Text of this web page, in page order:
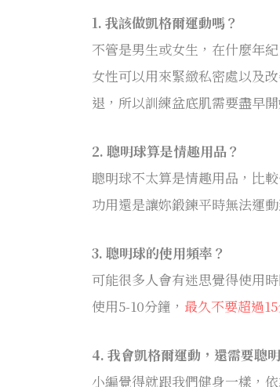
1. 我該做凱格爾運動嗎？
不管是男生或女生，在什麼年
女性可以用來緊緻私密處以及
退，所以訓練盆底肌需要盡早
2. 聰明球算是情趣用品？
聰明球不太算是情趣用品，比
功用還是讓妳鍛鍊平時無法運
3. 聰明球的使用頻率？
可能很多人會有迷思覺得使用
使用5-10分鐘， 最久不要超過
4. 我會凱格爾運動，還需要聰
小編覺得就跟我們健身一樣，